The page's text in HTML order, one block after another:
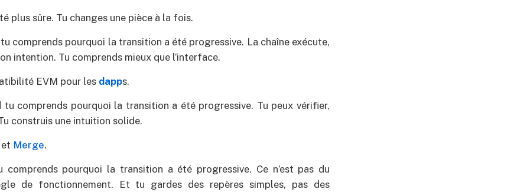
plus sûre. Tu changes une pièce à la fois.
comprends pourquoi la transition a été progressive. La chaîne exécute,
intention. Tu comprends mieux que l’interface.
EVM pour les dapps.
tu comprends pourquoi la transition a été progressive. Tu peux vérifier,
construis une intuition solide.
et Merge.
comprends pourquoi la transition a été progressive. Ce n’est pas du
de fonctionnement. Et tu gardes des repères simples, pas des